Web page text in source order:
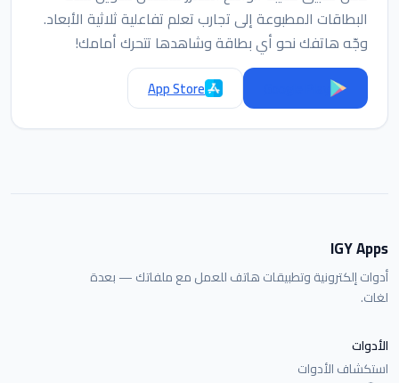
البطاقات المطبوعة إلى تجارب تعلم تفاعلية ثلاثية الأبعاد.
وجّه هاتفك نحو أي بطاقة وشاهدها تتحرك أمامك!
App Store
IGY Apps
أدوات إلكترونية وتطبيقات هاتف للعمل مع ملفاتك — بعدة
لغات.
الأدوات
استكشاف الأدوات